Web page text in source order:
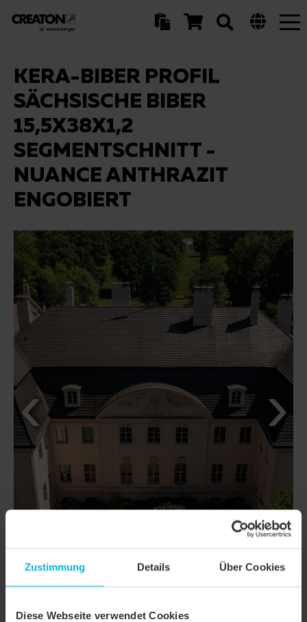
Zustimmung Details Über Cookies
Diese Webseite verwendet Cookies
KERA-BIBER PROFIL
SÄCHSISCHE BIBER
15,5X38X1,2
SEGMENTSCHNITT -
NUANCE ANTHRAZIT
ENGOBIERT